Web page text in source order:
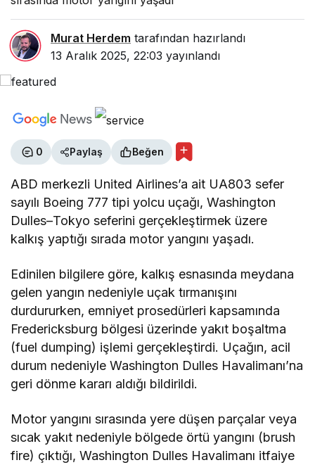
Murat Herdem tarafından hazırlandı
13 Aralık 2025, 22:03 yayınlandı
0 Paylaş Beğen
ABD merkezli United Airlines’a ait UA803 sefer
sayılı Boeing 777 tipi yolcu uçağı, Washington
Dulles–Tokyo seferini gerçekleştirmek üzere
kalkış yaptığı sırada motor yangını yaşadı.
Edinilen bilgilere göre, kalkış esnasında meydana
gelen yangın nedeniyle uçak tırmanışını
durdururken, emniyet prosedürleri kapsamında
Fredericksburg bölgesi üzerinde yakıt boşaltma
(fuel dumping) işlemi gerçekleştirdi. Uçağın, acil
durum nedeniyle Washington Dulles Havalimanı’na
geri dönme kararı aldığı bildirildi.
Motor yangını sırasında yere düşen parçalar veya
sıcak yakıt nedeniyle bölgede örtü yangını (brush
fire) çıktığı, Washington Dulles Havalimanı itfaiye